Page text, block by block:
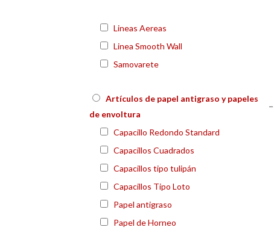
Lineas Aereas
Linea Smooth Wall
Samovarete
Artículos de papel antigraso y papeles
de envoltura
−
Capacillo Redondo Standard
Capacillos Cuadrados
Capacillos tipo tulipán
Capacillos Tipo Loto
Papel antigraso
Papel de Horneo